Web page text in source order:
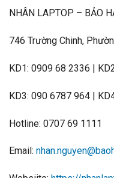
NHÂN LAPTOP – BẢO
746 Trường Chinh,
KD1: 0909 68 2336 |
KD3: 090 6787 964 |
Hotline: 0707 69 1111
Email: